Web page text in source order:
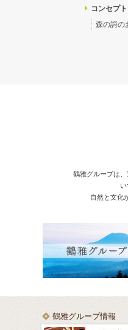
コンセプト
森の謌の
鶴雅グループは
自然と文化
鶴雅グループ情報